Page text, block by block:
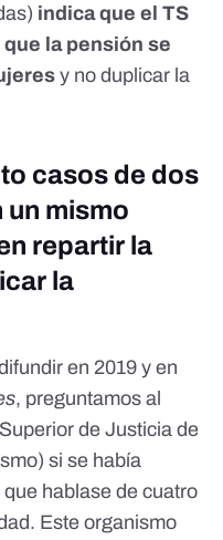
indica que el TS
la pensión se
y no duplicar la
casos de dos
un mismo
repartir la
la
en 2019 y en
, preguntamos al
de Justicia de
si se había
hablase de cuatro
Este organismo